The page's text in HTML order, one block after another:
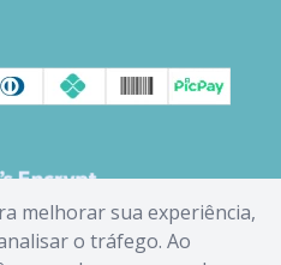
melhorar sua experiência,
o tráfego. Ao